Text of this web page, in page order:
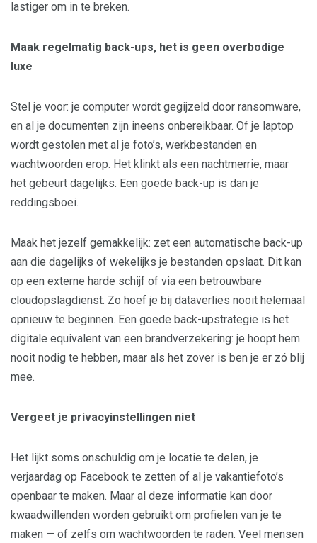
lastiger om in te breken.
Maak regelmatig back-ups, het is geen overbodige
luxe
Stel je voor: je computer wordt gegijzeld door ransomware,
en al je documenten zijn ineens onbereikbaar. Of je laptop
wordt gestolen met al je foto’s, werkbestanden en
wachtwoorden erop. Het klinkt als een nachtmerrie, maar
het gebeurt dagelijks. Een goede back-up is dan je
reddingsboei.
Maak het jezelf gemakkelijk: zet een automatische back-up
aan die dagelijks of wekelijks je bestanden opslaat. Dit kan
op een externe harde schijf of via een betrouwbare
cloudopslagdienst. Zo hoef je bij dataverlies nooit helemaal
opnieuw te beginnen. Een goede back-upstrategie is het
digitale equivalent van een brandverzekering: je hoopt hem
nooit nodig te hebben, maar als het zover is ben je er zó blij
mee.
Vergeet je privacyinstellingen niet
Het lijkt soms onschuldig om je locatie te delen, je
verjaardag op Facebook te zetten of al je vakantiefoto’s
openbaar te maken. Maar al deze informatie kan door
kwaadwillenden worden gebruikt om profielen van je te
maken — of zelfs om wachtwoorden te raden. Veel mensen